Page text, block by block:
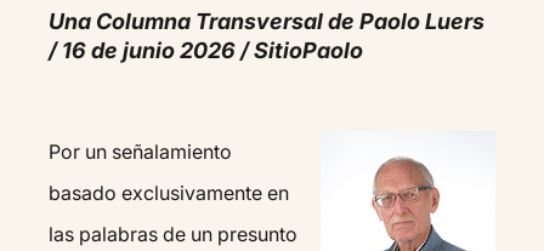
Una Columna Transversal de Paolo Luers
/ 16 de junio 2026 / SitioPaolo
Por un señalamiento
basado exclusivamente en
las palabras de un presunto